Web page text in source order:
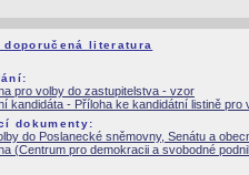
doporučená literatura
pro volby do zastupitelstva - vzor
kandidáta - Příloha ke kandidátní listině pro
dokumenty:
do Poslanecké sněmovny, Senátu a
(Centrum pro demokracii a svobodné